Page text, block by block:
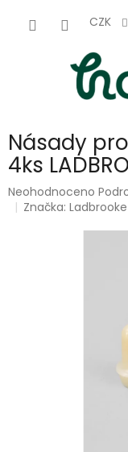
CZK
Násady
4ks
Průměrné
hodnocení
Neohodnoceno
Značka: